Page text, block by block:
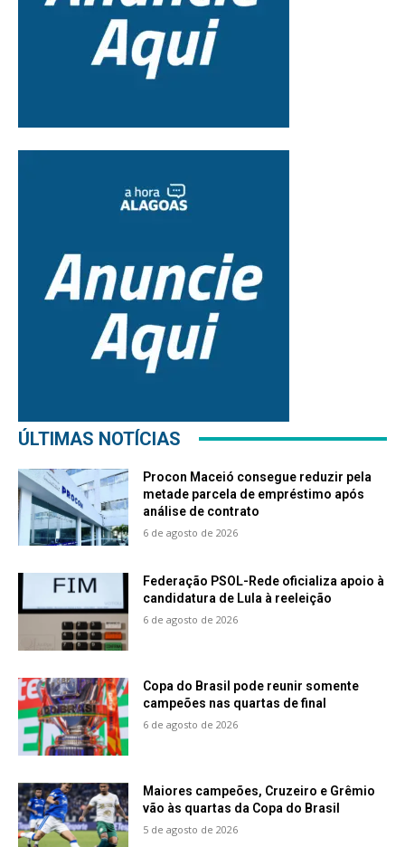
ÚLTIMAS NOTÍCIAS
Procon Maceió consegue reduzir pela
metade parcela de empréstimo após
análise de contrato
6 de agosto de 2026
Federação PSOL-Rede oficializa apoio à
candidatura de Lula à reeleição
6 de agosto de 2026
Copa do Brasil pode reunir somente
campeões nas quartas de final
6 de agosto de 2026
Maiores campeões, Cruzeiro e Grêmio
vão às quartas da Copa do Brasil
5 de agosto de 2026